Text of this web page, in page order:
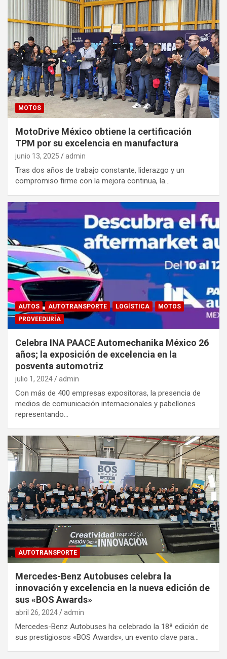
MOTOS
MotoDrive México obtiene la certificación
TPM por su excelencia en manufactura
junio 13, 2025 admin
Tras dos años de trabajo constante, liderazgo y un
compromiso firme con la mejora continua, la…
AUTOS AUTOTRANSPORTE LOGÍSTICA
MOTOS
PROVEEDURÍA
Celebra INA PAACE Automechanika México 26
años; la exposición de excelencia en la
posventa automotriz
julio 1, 2024 admin
Con más de 400 empresas expositoras, la presencia de
medios de comunicación internacionales y pabellones
representando…
AUTOTRANSPORTE
Mercedes-Benz Autobuses celebra la
innovación y excelencia en la nueva edición de
sus «BOS Awards»
abril 26, 2024 admin
Mercedes-Benz Autobuses ha celebrado la 18ª edición de
sus prestigiosos «BOS Awards», un evento clave para…